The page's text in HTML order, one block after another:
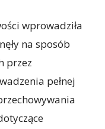
wprowadziła
na sposób
przez
pełnej